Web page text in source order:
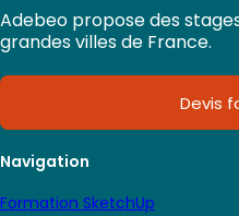
Adebeo propose des
grandes villes de France.
Devis
Navigation
Formation SketchUp